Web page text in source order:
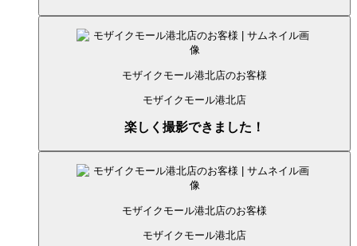
モザイクモール港北店のお客様
モザイクモール港北店
楽しく撮影できました！
モザイクモール港北店のお客様
モザイクモール港北店